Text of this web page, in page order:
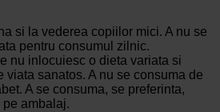
si la vederea copiilor mici. A nu se
pentru consumul zilnic.
nu inlocuiesc o dieta variata si
viata sanatos. A nu se consuma de
A se consuma, se preferinta,
ambalaj.